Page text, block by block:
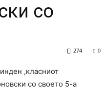
со
0
274
,класниот
со своето 5-а